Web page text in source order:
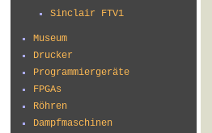
Sinclair FTV1
Museum
Drucker
Programmiergeräte
FPGAs
Röhren
Dampfmaschinen